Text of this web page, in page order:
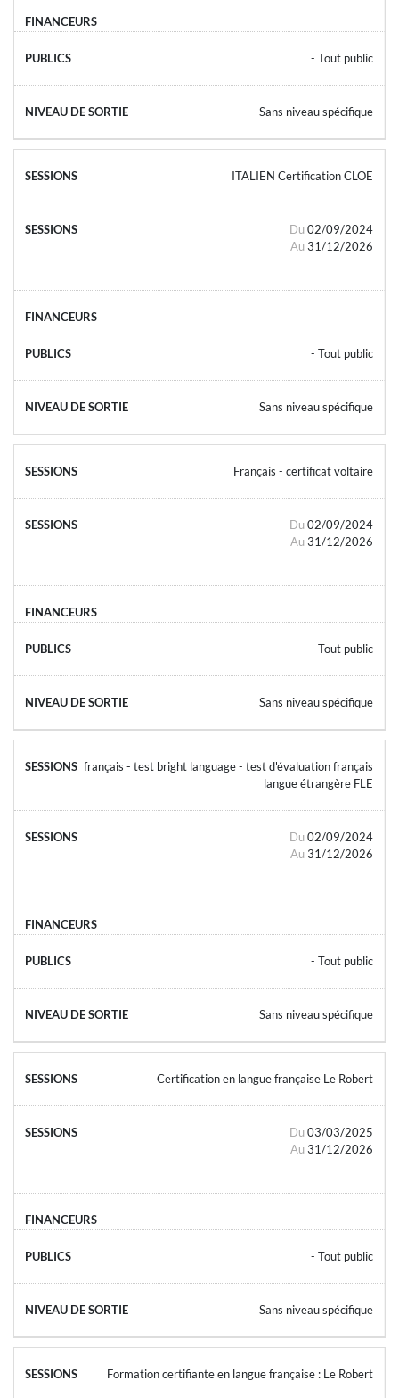
- Tout public
Sans niveau spécifique
ITALIEN Certification CLOE
Du 02/09/2024
Au 31/12/2026
- Tout public
Sans niveau spécifique
Français - certificat voltaire
Du 02/09/2024
Au 31/12/2026
- Tout public
Sans niveau spécifique
français - test bright language - test d'évaluation français
langue étrangère FLE
Du 02/09/2024
Au 31/12/2026
- Tout public
Sans niveau spécifique
Certification en langue française Le Robert
Du 03/03/2025
Au 31/12/2026
- Tout public
Sans niveau spécifique
Formation certifiante en langue française : Le Robert